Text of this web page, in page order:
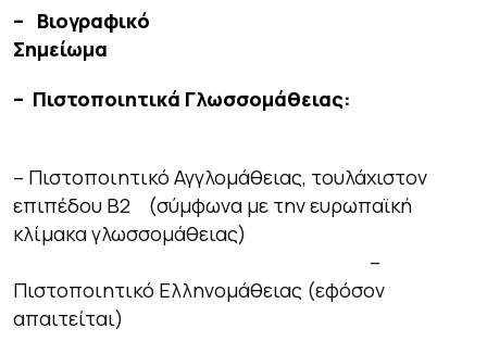
– Βιογραφικό
– Πιστοποιητικά Γλωσσομάθειας:
– Πιστοποιητικό Αγγλομάθειας, τουλάχιστον
επιπέδου Β2 (σύμφωνα με την ευρωπαϊκή
κλίμακα γλωσσομάθειας)
–
Πιστοποιητικό Ελληνομάθειας (εφόσον
απαιτείται)